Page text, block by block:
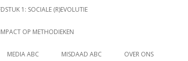
1: SOCIALE (R)EVOLUTIE
OP METHODIEKEN
MEDIA ABC MISDAAD ABC OVER ONS